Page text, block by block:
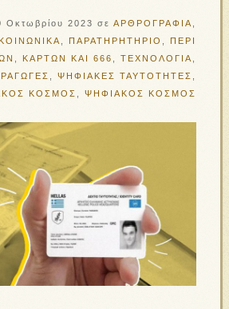
Οκτωβρίου 2023 σε ΑΡΘΡΟΓΡΑΦΙΑ
ΠΑΡΑΤΗΡΗΤΗΡΙΟ
ΠΕΡΙ
ΚΑΡΤΩΝ ΚΑΙ 666
ΤΕΧΝΟΛΟΓΙΑ
ΨΗΦΙΑΚΕΣ ΤΑΥΤΟΤΗΤΕΣ
ΚΟΣΜΟΣ
ΨΗΦΙΑΚΟΣ ΚΟΣΜΟΣ